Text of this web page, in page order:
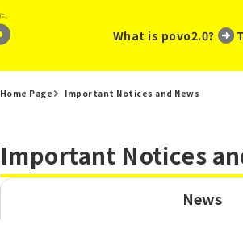
What is povo2.0? ​ ​
Home Page Important Notices and News
Important Notices
News